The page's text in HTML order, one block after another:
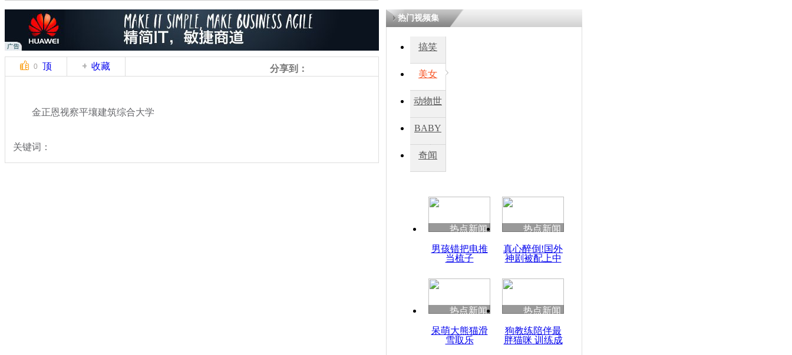
熷悎浣� 涓ㄥ浗闄呰
0 顶 收藏 分享到：
金正恩视察平壤建筑综合大学
关键词：
热门视频集
搞笑
美女
动物世
BABY
秀
奇闻
热点新闻
男孩错把电推
当梳子
热点新闻
真心醉倒!国外
神剧被配上中
热点新闻
呆萌大熊猫滑
雪取乐
热点新闻
狗教练陪伴最
胖猫咪 训练成